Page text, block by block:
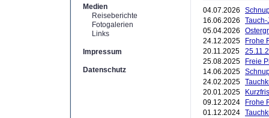
Medien
Reiseberichte
Fotogalerien
Links
Impressum
Datenschutz
04.07.2026
16.06.2026
05.04.2026
24.12.2025
Frohe
20.11.2025
25.08.2025
Freie
14.06.2025
24.02.2025
20.01.2025
09.12.2024
Frohe
01.12.2024